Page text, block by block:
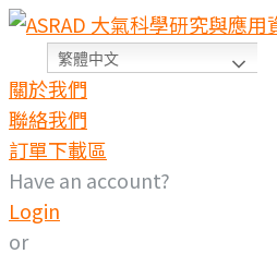
繁體中文
關於我們
聯絡我們
訂單下載區
Have an account?
Login
or